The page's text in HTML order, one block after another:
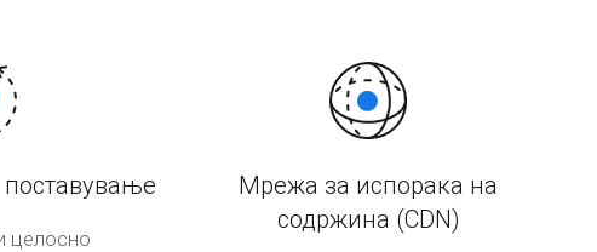
целосно
Мрежа за испорака на
содржина (CDN)